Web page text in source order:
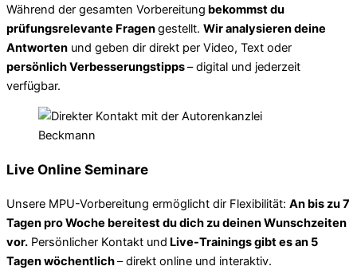
Während der gesamten Vorbereitung bekommst du
prüfungsrelevante Fragengestellt. Wir analysieren deine
Antworten und geben dir direkt per Video, Text oder
persönlich Verbesserungstipps– digital und jederzeit
verfügbar.
Live Online Seminare
Unsere MPU-Vorbereitung ermöglicht dir Flexibilität: An bis zu 7
Tagen pro Woche bereitest du dich zu deinen Wunschzeiten
vor. Persönlicher Kontakt und Live-Trainings gibt es an 5
Tagen wöchentlich– direkt online und interaktiv.